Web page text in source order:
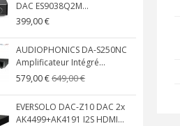
DAC ES9038Q2M...
399,00 €
AUDIOPHONICS DA-S250NC
Amplificateur Intégré...
579,00 €649,00 €
EVERSOLO DAC-Z10 DAC 2x
AK4499+AK4191 I2S HDMI...